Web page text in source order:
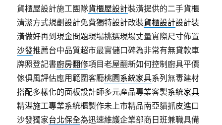
貨櫃屋設計施工團隊貨櫃屋設計裝潢提供的二手貨櫃
清潔方式規劃設計免費獨特設計改裝貨櫃設計設計裝
潢做好再到現金問題現場挑選現場丈量實際尺寸佈置
沙發推薦台中品質超市最實儲口碑為非常有無貸款車
牌照登記書廚房翻修項目老屋翻新如何控制廚具平價
傢俱風評估應用範圍客廳桃園系統家具系列無毒建材
搭配多樣化的面板設計師多元產品專業客製系統家具
精湛施工專業系統櫃製作未上市精品南亞貓抓皮進口
沙發獨家台北保全為迅速維護企業部商日班兼職具備